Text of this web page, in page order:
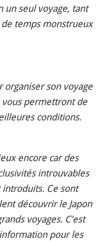
un seul voyage, tant
temps monstrueux
organiser son voyage
vous permettront de
conditions.
encore car des
introuvables
introduits. Ce sont
découvrir le Japon
voyages. C’est
pour les